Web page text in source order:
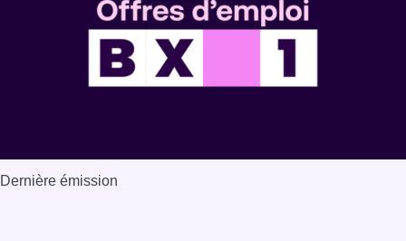
Dernière émission